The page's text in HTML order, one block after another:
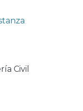
Civil